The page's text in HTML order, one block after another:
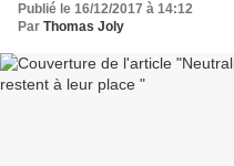
Publié le 16/12/2017 à 14:12
Par Thomas Joly